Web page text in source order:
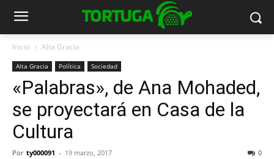
Inicio Alta Gracia
Alta Gracia Política Sociedad
«Palabras», de Ana Mohaded,
se proyectará en Casa de la
Cultura
Por ty000091 - 19 marzo, 2017 0